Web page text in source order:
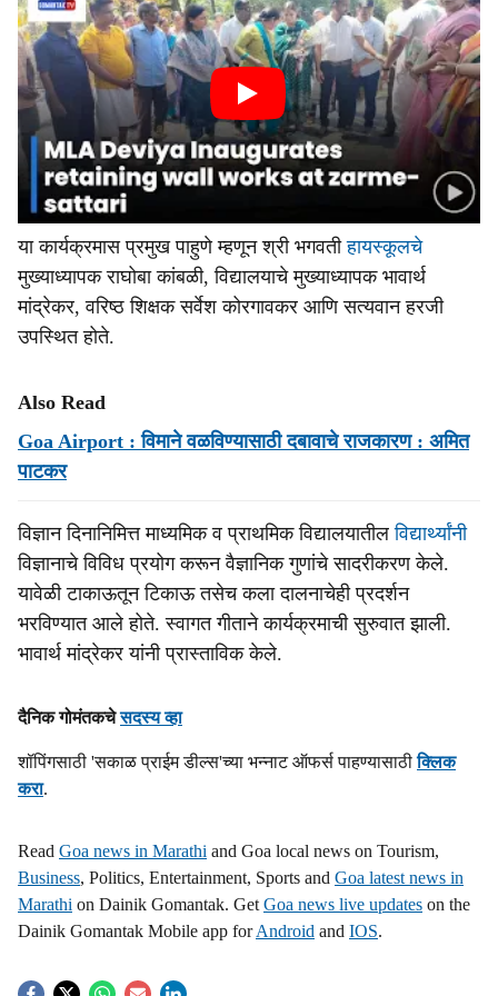
या कार्यक्रमास प्रमुख पाहुणे म्हणून श्री भगवतीहायस्कूलचे
मुख्याध्यापक राघोबा कांबळी, विद्यालयाचे मुख्याध्यापक भावार्थ
मांद्रेकर, वरिष्ठ शिक्षक सर्वेश कोरगावकर आणि सत्यवान हरजी
उपस्थित होते.
Also Read
Goa Airport : विमाने वळविण्‍यासाठी दबावाचे राजकारण : अमित
पाटकर
विज्ञान दिनानिमित्त माध्यमिक व प्राथमिक विद्यालयातीलविद्यार्थ्यांनी
विज्ञानाचे विविध प्रयोग करून वैज्ञानिक गुणांचे सादरीकरण केले.
यावेळी टाकाऊतून टिकाऊ तसेच कला दालनाचेही प्रदर्शन
भरविण्यात आले होते. स्वागत गीताने कार्यक्रमाची सुरुवात झाली.
भावार्थ मांद्रेकर यांनी प्रास्ताविक केले.
दैनिक गोमंतकचेसदस्य व्हा
शॉपिंगसाठी 'सकाळ प्राईम डील्स'च्या भन्नाट ऑफर्स पाहण्यासाठीक्लिक
करा.
Read Goa news in Marathi and Goa local news on Tourism,
Business, Politics, Entertainment, Sports and Goa latest news in
Marathi on Dainik Gomantak. Get Goa news live updates on the
Dainik Gomantak Mobile app forAndroid and IOS.